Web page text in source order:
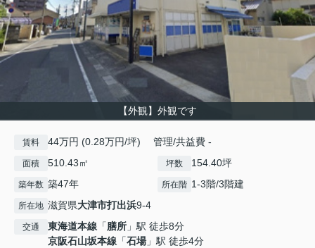
【外観】外観です
賃料 44万円 (0.28万円/坪) 管理/共益費 -
面積 510.43㎡ 坪数 154.40坪
築年数 築47年 所在階 1-3階/3階建
所在地 滋賀県大津市打出浜9-4
交通 東海道本線 「膳所 」駅 徒歩8分
京阪石山坂本線 「石場」駅 徒歩4分